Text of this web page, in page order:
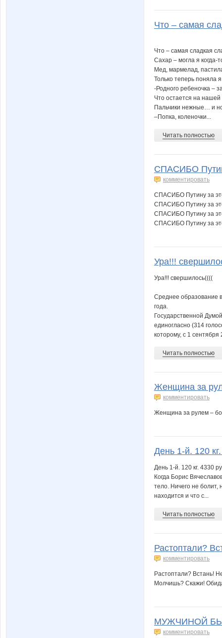
Что – самая
Что – самая сладкая
Сахар – могла я когда-
Мед, мармелад,
Только теперь поняла
-Родного ребеночка –
Что остается на
Пальчики нежные… и
–Попка, коленочки...
Читать полностью
СПАСИБО
комментировать
СПАСИБО Путину за
СПАСИБО Путину за
СПАСИБО Путину за
СПАСИБО Путину за
Ура!!!
Ура!!! свершилось((((
Среднее образование
года.
Государственной
единогласно (314
которому, с 1 сентября
Читать полностью
Женщина за
комментировать
Женщина за рулем –
День 1-й. 120
День 1-й. 120 кг. 4330
Когда Борис
тело. Ничего не болит,
находится и что с...
Читать полностью
Растоптали?
комментировать
Растоптали? Встань!
Молчишь? Скажи!
МУЖЧИНОЙ
комментировать